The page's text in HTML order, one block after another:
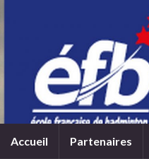
Accueil Partenaires